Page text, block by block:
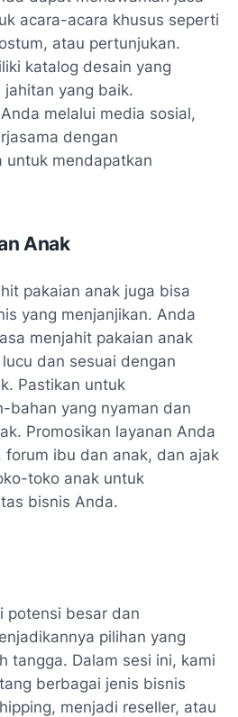
acara-acara khusus seperti
atau pertunjukan.
katalog desain yang
yang baik.
melalui media sosial,
dengan
untuk mendapatkan
Anak
pakaian anak juga bisa
yang menjanjikan. Anda
menjahit pakaian anak
dan sesuai dengan
Pastikan untuk
bahan yang nyaman dan
Promosikan layanan Anda
forum ibu dan anak, dan ajak
toko anak untuk
bisnis Anda.
potensi besar dan
pilihan yang
tangga. Dalam sesi ini, kami
berbagai jenis bisnis
menjadi reseller, atau